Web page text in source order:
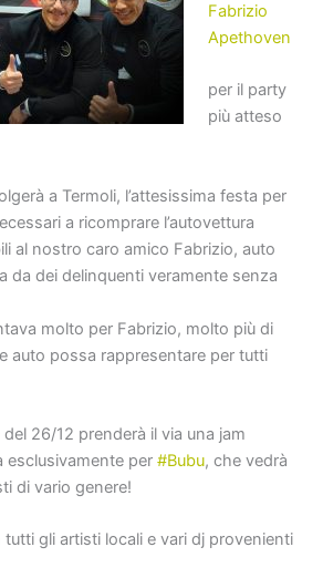
Fabrizio
Apethoven
per il party
più atteso
a Termoli, l’attesissima festa per
a ricomprare l’autovettura
al nostro caro amico Fabrizio, auto
da dei delinquenti veramente senza
molto per Fabrizio, molto più di
auto possa rappresentare per tutti
26/12 prenderà il via una jam
esclusivamente per#Bubu, che vedrà
di vario genere!
tutti gli artisti locali e vari dj provenienti